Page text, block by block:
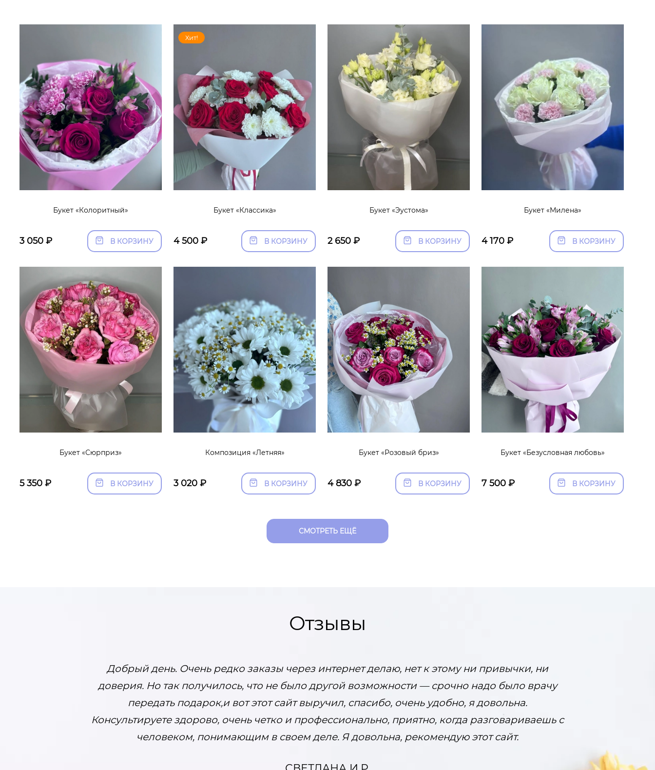
Букет «Колоритный»
3 050 ₽ В КОРЗИНУ
Хит!
Букет «Классика»
4 500 ₽ В КОРЗИНУ
Букет «Эустома»
2 650 ₽ В КОРЗИНУ
Букет «Милена»
4 170 ₽ В КОРЗИНУ
Букет «Сюрприз»
5 350 ₽ В КОРЗИНУ
Композиция «Летняя»
3 020 ₽ В КОРЗИНУ
Букет «Розовый бриз»
4 830 ₽ В КОРЗИНУ
Букет «Безусловная любовь»
7 500 ₽ В КОРЗИНУ
СМОТРЕТЬ ЕЩЁ
Отзывы
Добрый день. Очень редко заказы через интернет делаю, нет к этому ни привычки, ни
доверия. Но так получилось, что не было другой возможности — срочно надо было врачу
передать подарок,и вот этот сайт выручил, спасибо, очень удобно, я довольна.
Консультируете здорово, очень четко и профессионально, приятно, когда разговариваешь с
человеком, понимающим в своем деле. Я довольна, рекомендую этот сайт.